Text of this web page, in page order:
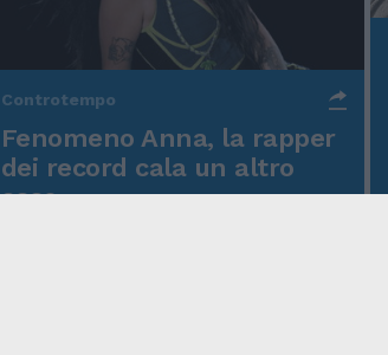
Controtempo
Fenomeno Anna, la rapper
dei record cala un altro
asso